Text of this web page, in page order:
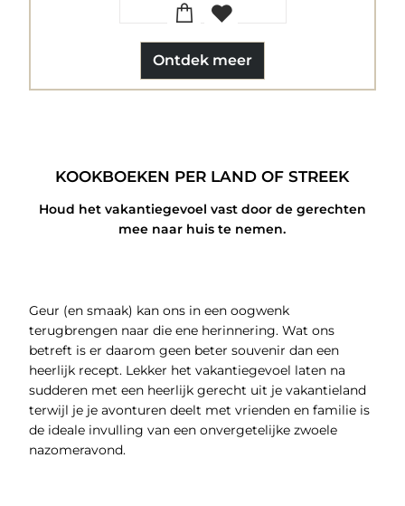
Ontdek meer
KOOKBOEKEN PER LAND OF STREEK
Houd het vakantiegevoel vast door de gerechten
mee naar huis te nemen.
Geur (en smaak) kan ons in een oogwenk
terugbrengen naar die ene herinnering. Wat ons
betreft is er daarom geen beter souvenir dan een
heerlijk recept. Lekker het vakantiegevoel laten na
sudderen met een heerlijk gerecht uit je vakantieland
terwijl je je avonturen deelt met vrienden en familie is
de ideale invulling van een onvergetelijke zwoele
nazomeravond.